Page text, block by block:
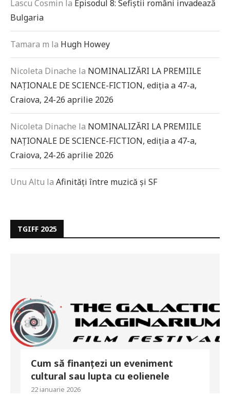
Lascu Cosmin la Episodul 8: Sefiștii români invadează
Bulgaria
Tamara m la Hugh Howey
Nicoleta Dinache la NOMINALIZĂRI LA PREMIILE
NAȚIONALE DE SCIENCE-FICTION, ediția a 47-a,
Craiova, 24-26 aprilie 2026
Nicoleta Dinache la NOMINALIZĂRI LA PREMIILE
NAȚIONALE DE SCIENCE-FICTION, ediția a 47-a,
Craiova, 24-26 aprilie 2026
Unu Altu la Afinități între muzică și SF
TGIFF 2025
Cum să finanțezi un eveniment
cultural sau lupta cu eolienele
22 ianuarie 2026